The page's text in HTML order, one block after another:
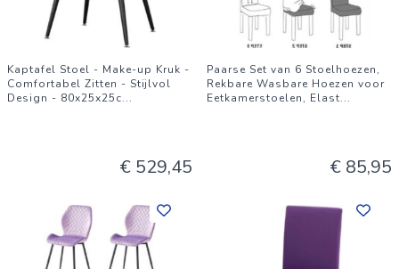
Kaptafel Stoel - Make-up Kruk -
Comfortabel Zitten - Stijlvol
Design - 80x25x25c...
€ 529,45
Paarse Set van 6 Stoelhoezen,
Rekbare Wasbare Hoezen voor
Eetkamerstoelen, Elast...
€ 85,95